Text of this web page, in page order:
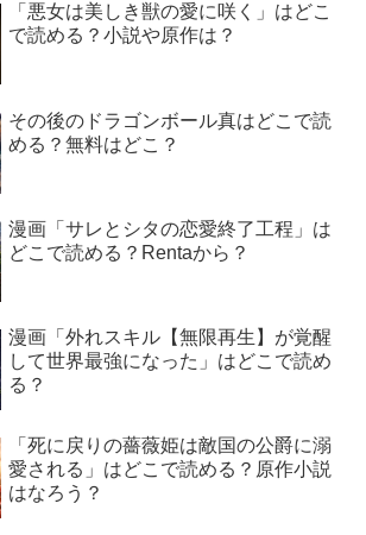
「悪女は美しき獣の愛に咲く」はどこ
で読める？小説や原作は？
その後のドラゴンボール真はどこで読
める？無料はどこ？
漫画「サレとシタの恋愛終了工程」は
どこで読める？Rentaから？
漫画「外れスキル【無限再生】が覚醒
して世界最強になった」はどこで読め
る？
「死に戻りの薔薇姫は敵国の公爵に溺
愛される」はどこで読める？原作小説
はなろう？